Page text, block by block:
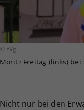
© zVg
Moritz Freitag (links)
Nicht nur bei den